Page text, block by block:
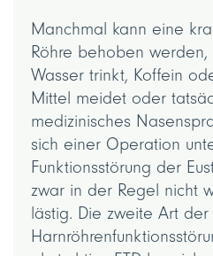
Manchmal kann eine
Röhre behoben
Wasser trinkt, Koffein
Mittel meidet oder
medizinisches
sich einer Operation
Funktionsstörung der
zwar in der Regel nicht
lästig. Die zweite Art der